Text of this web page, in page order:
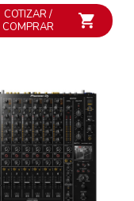
COTIZAR /
COMPRAR